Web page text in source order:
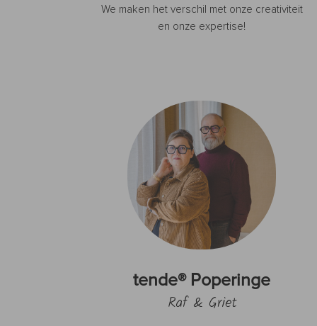
We maken het verschil met onze creativiteit
en onze expertise!
tende® Poperinge
Raf & Griet